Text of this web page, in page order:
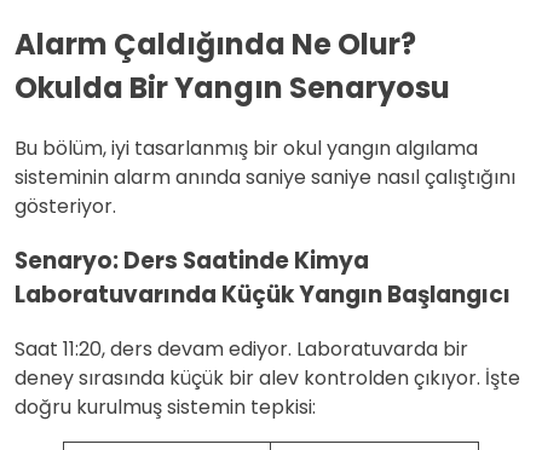
Alarm Çaldığında Ne Olur?
Okulda Bir Yangın Senaryosu
Bu bölüm, iyi tasarlanmış bir okul yangın algılama
sisteminin alarm anında saniye saniye nasıl çalıştığını
gösteriyor.
Senaryo: Ders Saatinde Kimya
Laboratuvarında Küçük Yangın Başlangıcı
Saat 11:20, ders devam ediyor. Laboratuvarda bir
deney sırasında küçük bir alev kontrolden çıkıyor. İşte
doğru kurulmuş sistemin tepkisi: